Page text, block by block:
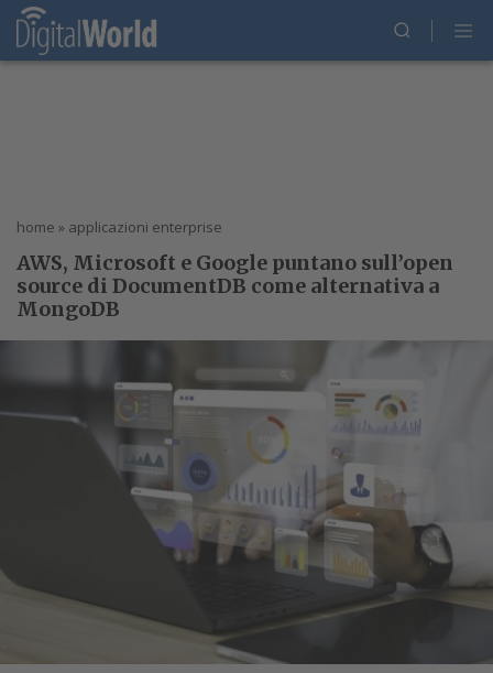
home » applicazioni enterprise
AWS, Microsoft e Google puntano sull’open
source di DocumentDB come alternativa a
MongoDB